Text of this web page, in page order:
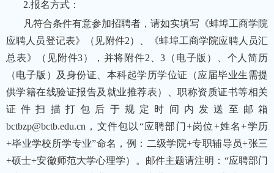
2.报名方式：
凡符合条件有意参加招聘者，请如实填写《蚌埠工商学院
应聘人员登记表》（见附件2）、《蚌埠工商学院应聘人员汇
总表》（见附件3），并将附件2、3（电子版）、个人简历
（电子版）及身份证、本科起学历学位证（应届毕业生需提
供学籍在线验证报告及就业推荐表）、职称资质证书等相关
证件扫描打包后于规定时间内发送至邮箱
bctbzp@bctb.edu.cn，文件包以“应聘部门+岗位+姓名+学历
+毕业学校所学专业”命名，例：二级学院+专职辅导员+张三
+硕士+安徽师范大学心理学）。邮件主题请注明：“应聘部门